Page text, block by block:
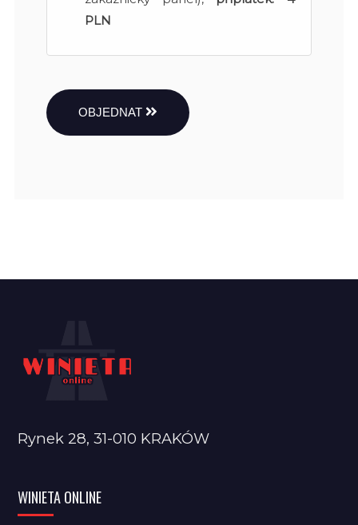
PLN
OBJEDNAT
Rynek 28, 31-010 KRAKÓW
WINIETA ONLINE